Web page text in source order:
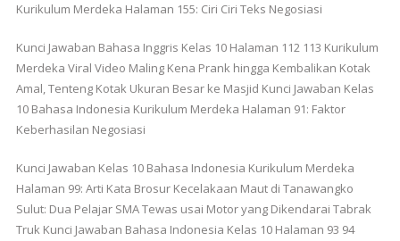
Kurikulum Merdeka Halaman 155: Ciri Ciri Teks Negosiasi
Kunci Jawaban Bahasa Inggris Kelas 10 Halaman 112 113 Kurikulum
Merdeka Viral Video Maling Kena Prank hingga Kembalikan Kotak
Amal, Tenteng Kotak Ukuran Besar ke Masjid Kunci Jawaban Kelas
10 Bahasa Indonesia Kurikulum Merdeka Halaman 91: Faktor
Keberhasilan Negosiasi
Kunci Jawaban Kelas 10 Bahasa Indonesia Kurikulum Merdeka
Halaman 99: Arti Kata Brosur Kecelakaan Maut di Tanawangko
Sulut: Dua Pelajar SMA Tewas usai Motor yang Dikendarai Tabrak
Truk Kunci Jawaban Bahasa Indonesia Kelas 10 Halaman 93 94